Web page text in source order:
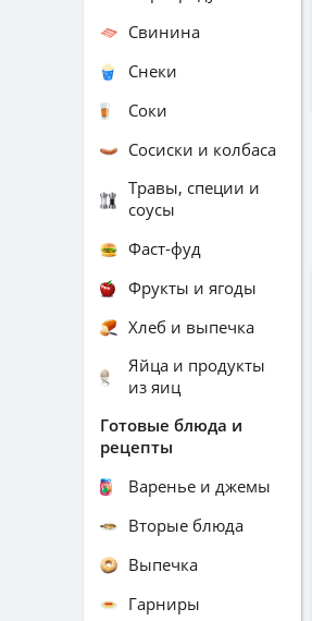
Свинина
Снеки
Соки
Сосиски и колбаса
Травы, специи и
соусы
Фаст-фуд
Фрукты и ягоды
Хлеб и выпечка
Яйца и продукты
из яиц
Готовые блюда и
рецепты
Варенье и джемы
Вторые блюда
Выпечка
Гарниры